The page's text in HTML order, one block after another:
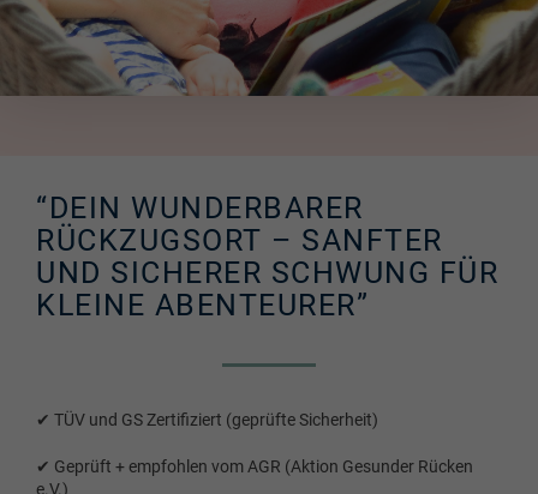
“DEIN WUNDERBARER
RÜCKZUGSORT – SANFTER
UND SICHERER SCHWUNG FÜR
KLEINE ABENTEURER”
✔ TÜV und GS Zertifiziert (geprüfte Sicherheit)
✔ Geprüft + empfohlen vom AGR (Aktion Gesunder Rücken
e.V.)